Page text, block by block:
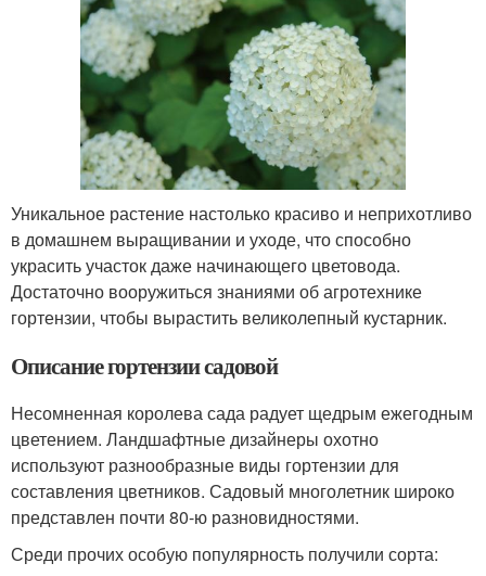
Уникальное растение настолько красиво и неприхотливо
в домашнем выращивании и уходе, что способно
украсить участок даже начинающего цветовода.
Достаточно вооружиться знаниями об агротехнике
гортензии, чтобы вырастить великолепный кустарник.
Описание гортензии садовой
Несомненная королева сада радует щедрым ежегодным
цветением. Ландшафтные дизайнеры охотно
используют разнообразные виды гортензии для
составления цветников. Садовый многолетник широко
представлен почти 80-ю разновидностями.
Среди прочих особую популярность получили сорта: